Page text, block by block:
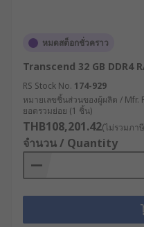
หมดสต็อกชั่วคราว
Transcend 32 GB DDR4
RS Stock No. 174-929
หมายเลขชิ้นส่วนของผู้ผลิต / Mfr.
ยอดรวมย่อย (1 ชิ้น)
THB108,201.42(ไม่รวมภา
จำนวน / Quantity